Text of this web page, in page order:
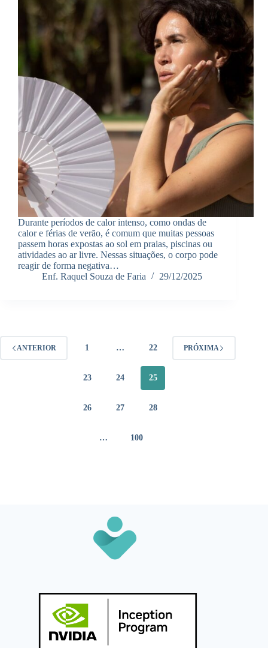
Durante períodos de calor intenso, como ondas de
calor e férias de verão, é comum que muitas pessoas
passem horas expostas ao sol em praias, piscinas ou
atividades ao ar livre. Nessas situações, o corpo pode
reagir de forma negativa…
Enf. Raquel Souza de Faria
29/12/2025
ANTERIOR 1 … 22
23 24 25
26 27 28
… 100
PRÓXIMA